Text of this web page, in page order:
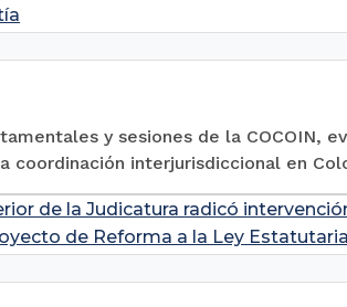
y sesiones de la COCOIN,
coordinación interjurisdiccional en
de la Judicatura radicó
de Reforma a la Ley